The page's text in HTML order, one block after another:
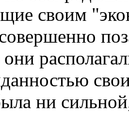
своим
они
ни